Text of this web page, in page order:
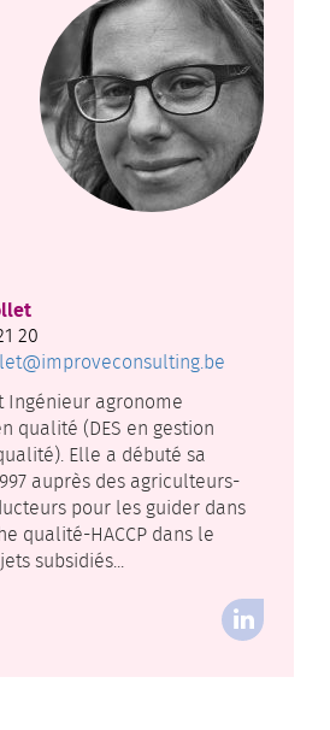
20
Ingénieur agronome
qualité (DES en gestion
Elle a débuté sa
auprès des agriculteurs-
pour les guider dans
qualité-HACCP dans le
subsidiés...